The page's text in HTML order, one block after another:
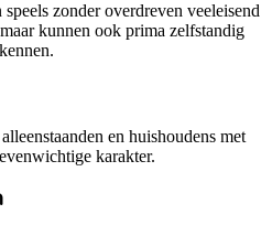
zonder overdreven veeleisend
kunnen ook prima zelfstandig
en huishoudens met
karakter.